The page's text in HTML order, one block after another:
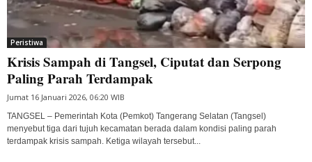
Peristiwa
Krisis Sampah di Tangsel, Ciputat dan Serpong
Paling Parah Terdampak
Jumat 16 Januari 2026, 06:20 WIB
TANGSEL – Pemerintah Kota (Pemkot) Tangerang Selatan (Tangsel)
menyebut tiga dari tujuh kecamatan berada dalam kondisi paling parah
terdampak krisis sampah. Ketiga wilayah tersebut...